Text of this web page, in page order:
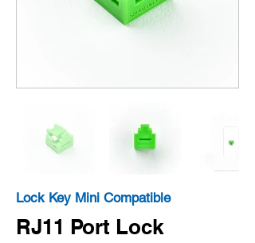
Lock Key Mini Compatible
RJ11 Port Lock